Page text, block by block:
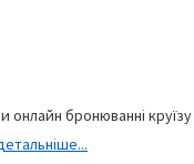
онлайн бронюванні